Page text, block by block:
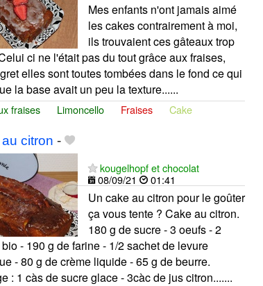
Mes enfants n'ont jamais aimé
les cakes contrairement à moi,
ils trouvaient ces gâteaux trop
ci ne l'était pas du tout grâce aux fraises,
elles sont toutes tombées dans le fond ce qui
la base avait un peu la texture......
fraises Limoncello Fraises Cake
citron -
kougelhopf et chocolat
08/09/21
01:41
Un cake au citron pour le goûter
ça vous tente ? Cake au citron.
180 g de sucre - 3 oeufs - 2
- 190 g de farine - 1/2 sachet de levure
- 80 g de crème liquide - 65 g de beurre.
: 1 càs de sucre glace - 3càc de jus citron.......